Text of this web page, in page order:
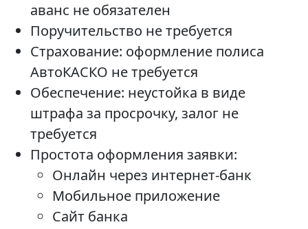
аванс не обязателен
Поручительство не требуется
Страхование: оформление полиса
АвтоКАСКО не требуется
Обеспечение: неустойка в виде
штрафа за просрочку, залог не
требуется
Простота оформления заявки:
Онлайн через интернет-банк
Мобильное приложение
Сайт банка